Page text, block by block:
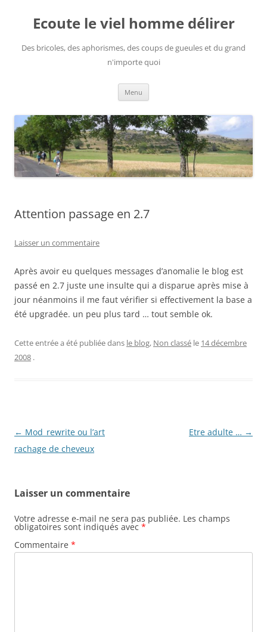
contenuEcoute le viel homme délirer
Des bricoles, des aphorismes, des coups de gueules et du grand
n'importe quoi
Menu
Attention passage en 2.7
Laisser un commentaire
Après avoir eu quelques messages d’anomalie le blog est
passé en 2.7 juste une insulte qui a disparue après mise à
jour néanmoins il me faut vérifier si effectivement la base a
été upgradée. un peu plus tard … tout semble ok.
Cette entrée a été publiée dans le blog, Non classé le 14 décembre
2008 .
Navigation
des
← Mod_rewrite ou l’art
rachage de cheveux
Etre adulte … →
Laisser un commentaire
Votre adresse e-mail ne sera pas publiée. Les champs
obligatoires sont indiqués avec *
Commentaire *